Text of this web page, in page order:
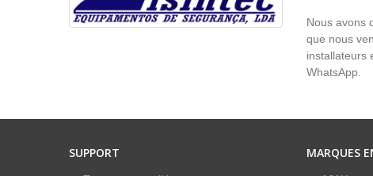
Nous avons
que nous
installateurs
WhatsApp.
SUPPORT MARQUES